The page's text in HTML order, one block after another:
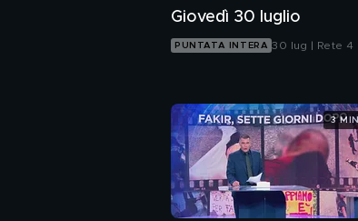
Giovedì 30 luglio
PUNTATA INTERA 30 lug | Rete 4
3 MIN